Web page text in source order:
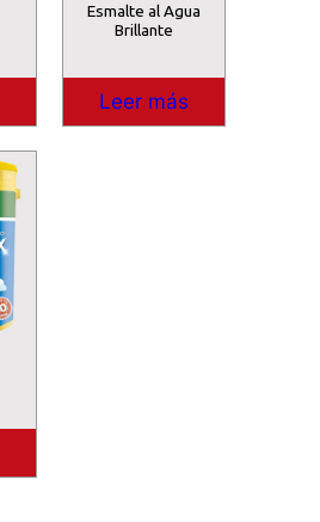
Esmalte al Agua
Brillante
Leer más